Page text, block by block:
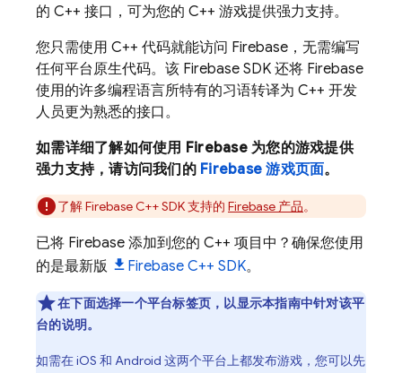
的 C++ 接口，可为您的 C++ 游戏提供强力支持。
您只需使用 C++ 代码就能访问 Firebase，无需编写
任何平台原生代码。该 Firebase SDK 还将 Firebase
使用的许多编程语言所特有的习语转译为 C++ 开发
人员更为熟悉的接口。
如需详细了解如何使用 Firebase 为您的游戏提供
强力支持，请访问我们的 Firebase 游戏页面。
了解FirebaseC++SDK 支持的 Firebase 产品。
已将 Firebase 添加到您的 C++ 项目中？确保您使用
的是最新版
Firebase C++ SDK。
在下面选择一个平台标签页，以显示本指南中针对该平
台的说明。
如需在 iOS 和 Android 这两个平台上都发布游戏，您可以先